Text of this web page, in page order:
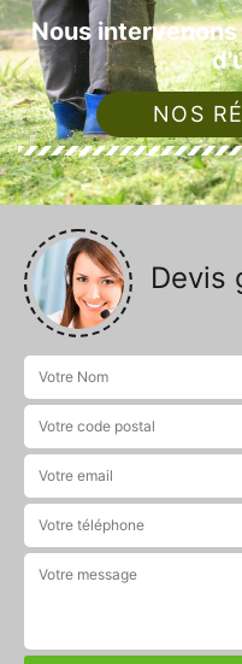
Nous
NOS
Devis